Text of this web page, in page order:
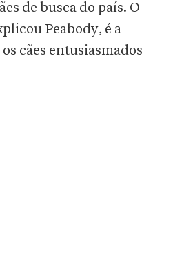
de busca do país. O
Peabody, é a
cães entusiasmados